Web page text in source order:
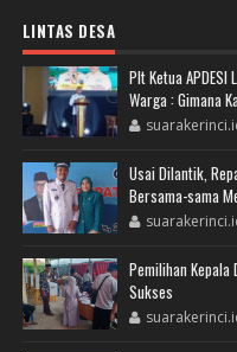
LINTAS DESA
Plt Ketua APDESI
Warga : Gimana
Usai Dilantik,
Bersama-sama
Pemilihan Kepala
Sukses